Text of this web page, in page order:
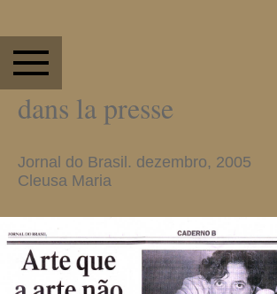
dans la presse
Jornal do Brasil. dezembro, 2005
Cleusa Maria